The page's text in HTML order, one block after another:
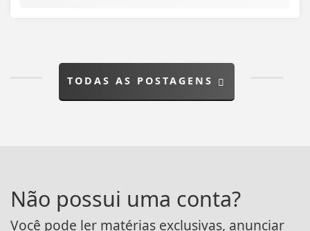
TODAS AS POSTAGENS
Não possui uma conta?
Você pode ler matérias exclusivas, anunciar